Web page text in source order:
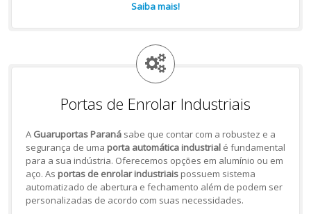
Saiba mais!
Portas de Enrolar Industriais
A Guaruportas Paranásabe que contar com a robustez e a
segurança de uma porta automática industrialé fundamental
para a sua indústria. Oferecemos opções em alumínio ou em
aço. As portas de enrolar industriaispossuem sistema
automatizado de abertura e fechamento além de podem ser
personalizadas de acordo com suas necessidades.